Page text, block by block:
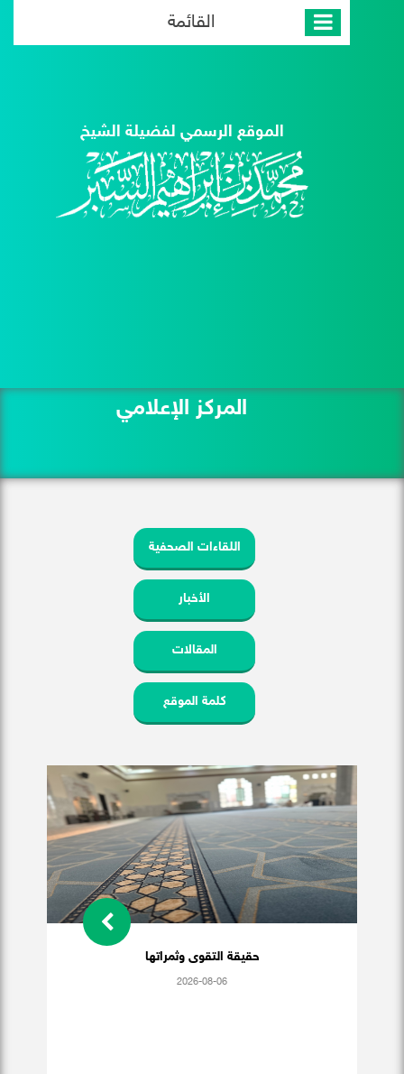
القائمة
الموقع الرسمي لفضيلة الشيخ
المركز الإعلامي
اللقاءات الصحفية
الأخبار
المقالات
كلمة الموقع
حقيقة التقوى وثمراتها
2026-08-06